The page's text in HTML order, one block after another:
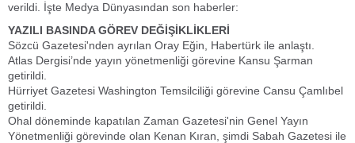
verildi. İşte Medya Dünyasından son haberler:
YAZILI BASINDA GÖREV DEĞİŞİKLİKLERİ
Sözcü Gazetesi'nden ayrılan Oray Eğin, Habertürk ile anlaştı.
Atlas Dergisi’nde yayın yönetmenliği görevine Kansu Şarman
getirildi.
Hürriyet Gazetesi Washington Temsilciliği görevine Cansu Çamlıbel
getirildi.
Ohal döneminde kapatılan Zaman Gazetesi'nin Genel Yayın
Yönetmenliği görevinde olan Kenan Kıran, şimdi Sabah Gazetesi ile